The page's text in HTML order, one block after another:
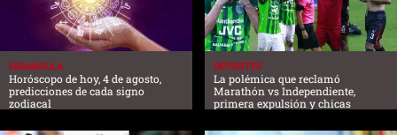
FARANDULA
Horóscopo de hoy, 4 de agosto,
predicciones de cada signo
zodiacal
DEPORTES
La polémica que reclamó
Marathón vs Independiente,
primera expulsión y chicas